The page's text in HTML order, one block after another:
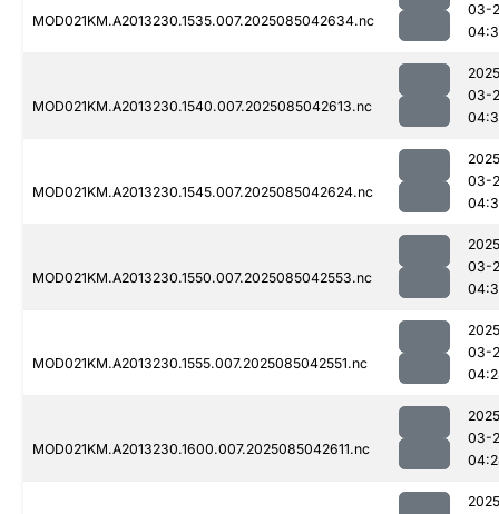
MOD021KM.A2013230.1535.007.2025085042634.nc
03-
MOD021KM.A2013230.1540.007.2025085042613.nc
03-
MOD021KM.A2013230.1545.007.2025085042624.nc
03-
MOD021KM.A2013230.1550.007.2025085042553.nc
03-
MOD021KM.A2013230.1555.007.2025085042551.nc
03-
MOD021KM.A2013230.1600.007.2025085042611.nc
03-